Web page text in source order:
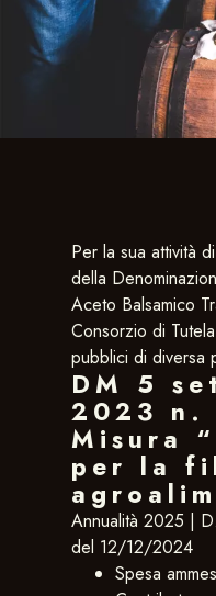
Per la sua attività
della
Aceto Balsamico
Consorzio di
pubblici di diversa
DM 5
2023 n.
Misura
per la
Annualità 2025 |
del 12/12/2024
Spesa